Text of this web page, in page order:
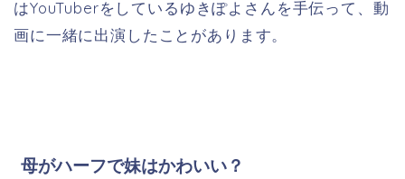
はYouTuberをしているゆきぽよさんを手伝って、動
画に一緒に出演したことがあります。
母がハーフで妹はかわいい？